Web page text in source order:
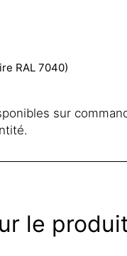
RAL 7040)
sur
le produit